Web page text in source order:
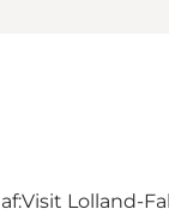
Visit Lolland-